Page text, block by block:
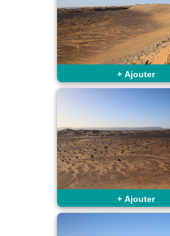
+ Ajouter
+ Ajouter